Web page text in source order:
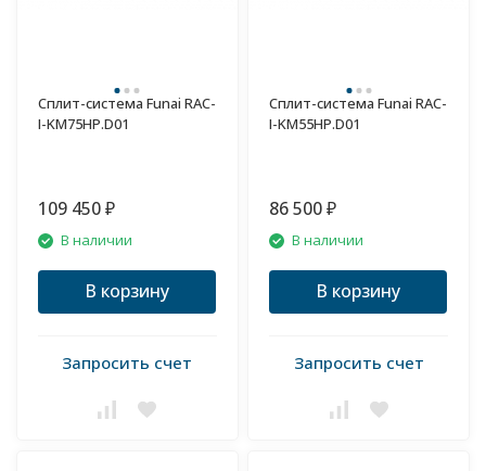
Сплит-система Funai RAC-
I-KM75HP.D01
109 450 ₽
В наличии
В корзину
Запросить счет
Сплит-система Funai RAC-
I-KM55HP.D01
86 500 ₽
В наличии
В корзину
Запросить счет